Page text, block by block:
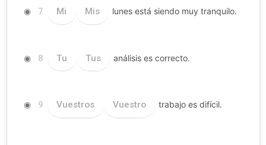
◉ 7 Mi Mis lunes está siendo muy tranquilo.
◉ 8 Tu Tus análisis es correcto.
◉ 9 Vuestros Vuestro trabajo es difícil.